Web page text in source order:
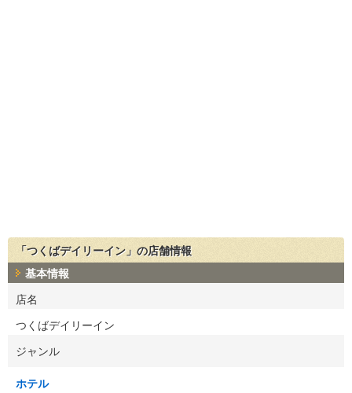
「つくばデイリーイン」の店舗情報
基本情報
店名
つくばデイリーイン
ジャンル
ホテル